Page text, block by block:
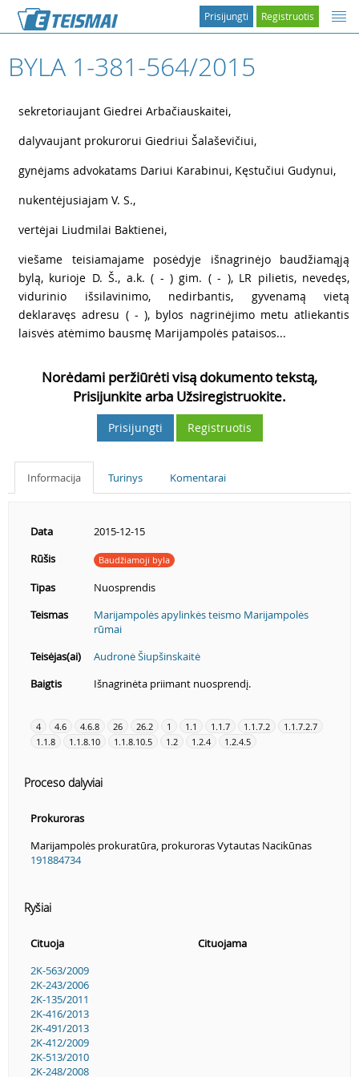
Registruotis
Prisijungti
BYLA 1-381-564/2015
sekretoriaujant Giedrei Arbačiauskaitei,
dalyvaujant prokurorui Giedriui Šalaševičiui,
gynėjams advokatams Dariui Karabinui, Kęstučiui Gudynui,
nukentėjusiajam V. S.,
vertėjai Liudmilai Baktienei,
viešame teisiamajame posėdyje išnagrinėjo baudžiamąją
bylą, kurioje D. Š., a.k. ( - ) gim. ( - ), LR pilietis, nevedęs,
vidurinio išsilavinimo, nedirbantis, gyvenamą vietą
deklaravęs adresu ( - ), bylos nagrinėjimo metu atliekantis
laisvės atėmimo bausmę Marijampolės pataisos...
Norėdami peržiūrėti visą dokumento tekstą,
Prisijunkite arba Užsiregistruokite.
Prisijungti Registruotis
Informacija Turinys Komentarai
Data
2015-12-15
Rūšis
Baudžiamoji byla
Tipas
Nuosprendis
Teismas
Marijampolės apylinkės teismo Marijampolės
rūmai
Teisėjas(ai)
Audronė Šiupšinskaitė
Baigtis
Išnagrinėta priimant nuosprendį.
4 4.6 4.6.8 26 26.2 1 1.1 1.1.7 1.1.7.2
1.1.7.2.7
1.1.8
1.1.8.10 1.1.8.10.5 1.2 1.2.4 1.2.4.5
Proceso dalyviai
Prokuroras
Marijampolės prokuratūra, prokuroras Vytautas Nacikūnas
191884734
Ryšiai
Cituoja
Cituojama
2K-563/2009
2K-243/2006
2K-135/2011
2K-416/2013
2K-491/2013
2K-412/2009
2K-513/2010
2K-248/2008